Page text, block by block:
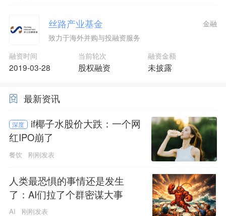
丝路产业基金
致力于海外并购与投融资服务
金融
融资时间
2019-03-28
当前轮次
股权融资
融资金额
未披露
最新资讯
深度
if椰子水股价大跌：一个网
红IPO崩了
餐饮 刚刚发表
人类最恐惧的事情还是发生
了：AI们拉了个群密谋大事
AI 刚刚发表